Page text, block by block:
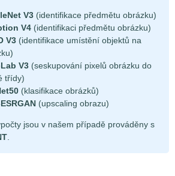
V3 (identifikace předmětu obrázku)
V4 (identifikaci předmětu obrázku)
V3 (identifikace umístění objektů na
V3 (seskupování pixelů obrázku do
třídy)
(klasifikace obrázků)
(upscaling obrazu)
jsou v našem případě prováděny s
.